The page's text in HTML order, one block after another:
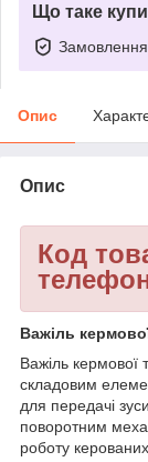
Що таке
Замовлення
Опис
Опис
Код
Важіль
Важіль кермової
складовим
для передачі
поворотним
роботу